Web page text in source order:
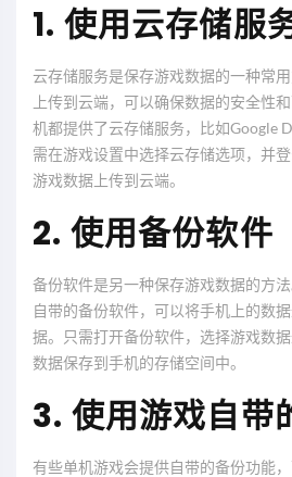
1. 使用云存储服
云存储服务是保存游戏数据的一种常
上传到云端，可以确保数据的安全性
机都提供了云存储服务，比如Google
需在游戏设置中选择云存储选项，并
游戏数据上传到云端。
2. 使用备份软件
备份软件是另一种保存游戏数据的方
自带的备份软件，可以将手机上的数
据。只需打开备份软件，选择游戏数
数据保存到手机的存储空间中。
3. 使用游戏自带
有些单机游戏会提供自带的备份功能